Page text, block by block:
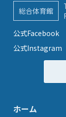
総合体育館
公式Facebook
公式Instagram
ホーム